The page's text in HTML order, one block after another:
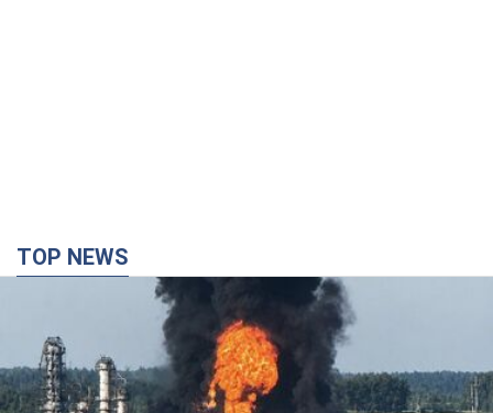
Россия сосредоточила у Москвы три кольца
ПВО: Зеленский пообещал "находить
технологии" противодействия